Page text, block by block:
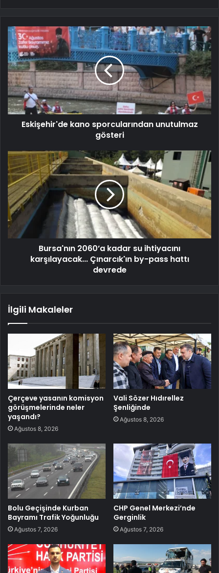
Eskişehir'de kano sporcularından unutulmaz
gösteri
Bursa'nın 2060’a kadar su ihtiyacını
karşılayacak... Çınarcık'ın by-pass hattı
devrede
İlgili Makaleler
Çerçeve yasanın komisyon
görüşmelerinde neler
yaşandı?
Ağustos 8, 2026
Vali Sözer Hıdırellez
Şenliğinde
Ağustos 8, 2026
Bolu Geçişinde Kurban
Bayramı Trafik Yoğunluğu
Ağustos 7, 2026
CHP Genel Merkezi’nde
Gerginlik
Ağustos 7, 2026